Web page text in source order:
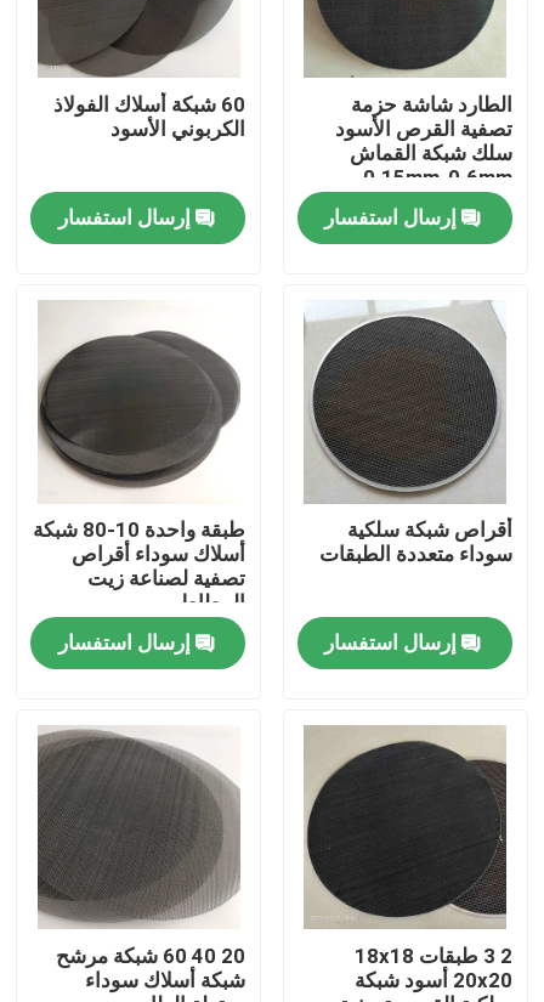
مسكن
منتجات
معلومات عنا
جولة في المعمل
اطلب اقتباس
شبكة منسوجة من الفولاذ المقاوم للصدأ
شبكة أمان من الفولاذ المقاوم للصدأ
شبكة نافذة الفولاذ المقاوم للصدأ
الطارد شاشة حزمة
تصفية القرص الأسود
سلك شبكة القماش
0.15mm-0.6mm
إرسال استفسار
60 شبكة أسلاك الفولاذ
الكربوني الأسود
إرسال استفسار
أقراص شبكة سلكية
سوداء متعددة الطبقات
إرسال استفسار
طبقة واحدة 10-80 شبكة
أسلاك سوداء أقراص
تصفية لصناعة زيت
المطاط
إرسال استفسار
2 3 طبقات 18x18
20x20 أسود شبكة
20 40 60 شبكة مرشح
شبكة أسلاك سوداء